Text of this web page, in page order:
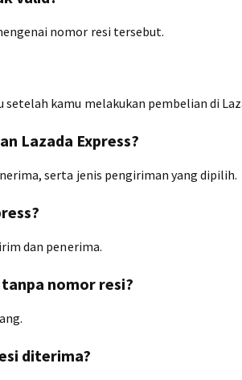
nomor resi tersebut.
kamu melakukan pembelian di
Lazada Express?
serta jenis pengiriman yang dipilih.
dan penerima.
nomor resi?
diterima?